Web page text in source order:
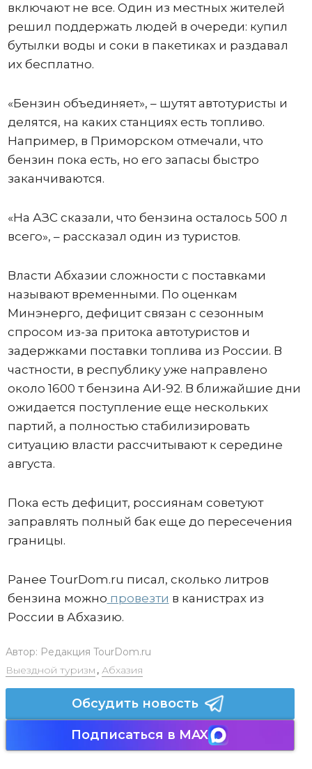
включают не все. Один из местных жителей
решил поддержать людей в очереди: купил
бутылки воды и соки в пакетиках и раздавал
их бесплатно.
«Бензин объединяет», – шутят автотуристы и
делятся, на каких станциях есть топливо.
Например, в Приморском отмечали, что
бензин пока есть, но его запасы быстро
заканчиваются.
«На АЗС сказали, что бензина осталось 500 л
всего», – рассказал один из туристов.
Власти Абхазии сложности с поставками
называют временными. По оценкам
Минэнерго, дефицит связан с сезонным
спросом из-за притока автотуристов и
задержками поставки топлива из России. В
частности, в республику уже направлено
около 1600 т бензина АИ-92. В ближайшие дни
ожидается поступление еще нескольких
партий, а полностью стабилизировать
ситуацию власти рассчитывают к середине
августа.
Пока есть дефицит, россиянам советуют
заправлять полный бак еще до пересечения
границы.
Ранее TourDom.ru писал, сколько литров
бензина можно провезти в канистрах из
России в Абхазию.
Автор: Редакция TourDom.ru
Выездной туризм , Абхазия
Обсудить новость
Подписаться в MAX